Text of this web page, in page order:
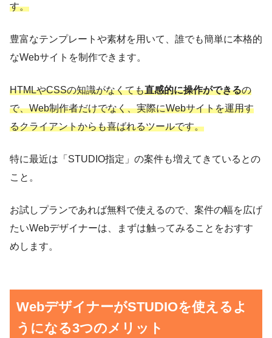
す。
豊富なテンプレートや素材を用いて、誰でも簡単に本格的
なWebサイトを制作できます。
HTMLやCSSの知識がなくても直感的に操作ができるの
で、Web制作者だけでなく、実際にWebサイトを運用す
るクライアントからも喜ばれるツールです。
特に最近は「STUDIO指定」の案件も増えてきているとの
こと。
お試しプランであれば無料で使えるので、案件の幅を広げ
たいWebデザイナーは、まずは触ってみることをおすす
めします。
WebデザイナーがSTUDIOを使えるよ
うになる3つのメリット